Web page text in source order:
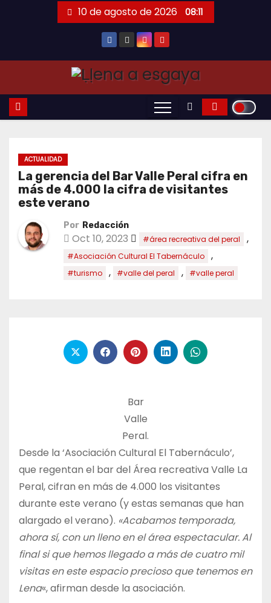
10 de agosto de 2026 08:11
ACTUALIDAD
La gerencia del Bar Valle Peral cifra en
más de 4.000 la cifra de visitantes
este verano
Por Redacción
Oct 10, 2023 #área recreativa del peral ,
#Asociación Cultural El Tabernáculo ,
#turismo , #valle del peral , #valle peral
Bar
Valle
Peral.
Desde la ‘Asociación Cultural El Tabernáculo’,
que regentan el bar del Área recreativa Valle La
Peral, cifran en más de 4.000 los visitantes
durante este verano (y estas semanas que han
alargado el verano). «Acabamos temporada,
ahora sí, con un lleno en el área espectacular. Al
final si que hemos llegado a más de cuatro mil
visitas en este espacio precioso que tenemos en
Lena«, afirman desde la asociación.